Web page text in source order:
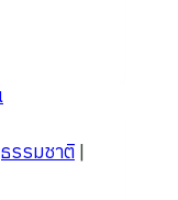
ธรรมชาติ|